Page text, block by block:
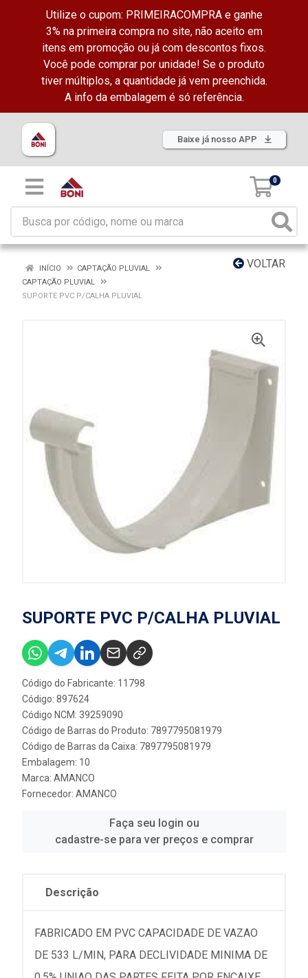
Utilize o cupom: PRIMEIRACOMPRA e ganhe
3% na primeira compra no site, não aceito em
itens em promoção ou já com descontos fixos.
Você pode comprar por unidade! Se o produto
tiver múltiplos, a quantidade já vem preenchida.
A info da embalagem é só referência.
Baixe já nosso APP
0
VOLTAR
INÍCIO
CAPTAÇÃO PLUVIAL
CAPTAÇÃO PLUVIAL
SUPORTE PVC P/CALHA PLUVIAL
SUPORTE PVC P/CALHA PLUVIAL
Código do Fabricante: 11798
Código: 897624
Código NCM: 39259090
Código de Barras do Produto: 7897795081979
Código de Barras da Caixa: 7897795081979
Embalagem: 10
Marca: AMANCO
Fornecedor: AMANCO
Faça seu login ou
cadastre-se para ver preços e comprar
Descrição
FABRICADO EM PVC CAPACIDADE DE VAZAO
DE 533 L/MIN, PARA DECLIVIDADE MINIMA DE